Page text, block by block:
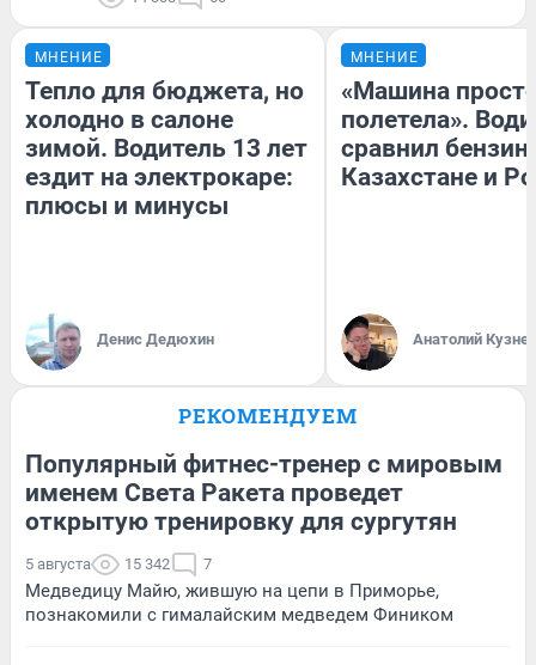
МНЕНИЕ
Тепло для бюджета, но
холодно в салоне
зимой. Водитель 13 лет
ездит на электрокаре:
плюсы и минусы
Денис Дедюхин
МНЕНИЕ
«Машина
полетела».
сравнил бензин
Казахстане и
Анатолий
РЕКОМЕНДУЕМ
Популярный фитнес-тренер с мировым
именем Света Ракета проведет
открытую тренировку для сургутян
5 августа 15 342 7
Медведицу Майю, жившую на цепи в Приморье,
познакомили с гималайским медведем Фиником